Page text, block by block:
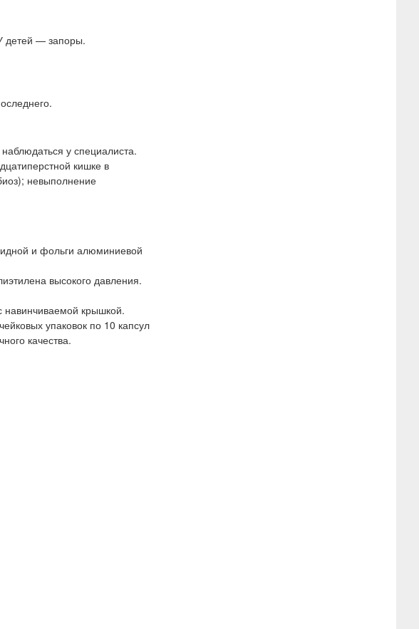
детей — запоры.
у специалиста.
кишке в
невыполнение
и фольги алюминиевой
высокого давления.
крышкой.
упаковок по 10 капсул
качества.